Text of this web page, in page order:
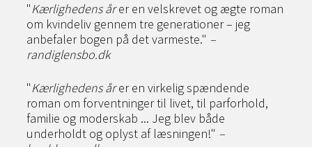
"Kærlighedens årer en velskrevet og ægte roman
om kvindeliv gennem tre generationer – jeg
anbefaler bogen på det varmeste." –
randiglensbo.dk
"Kærlighedens årer en virkelig spændende
roman om forventninger til livet, til parforhold,
familie og moderskab ... Jeg blev både
underholdt og oplyst af læsningen!" –